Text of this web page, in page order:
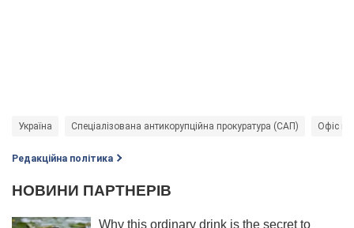
Україна Спеціалізована антикорупційна прокуратура (САП) Офіс
Редакційна політика